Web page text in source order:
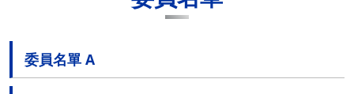
委員名單 A